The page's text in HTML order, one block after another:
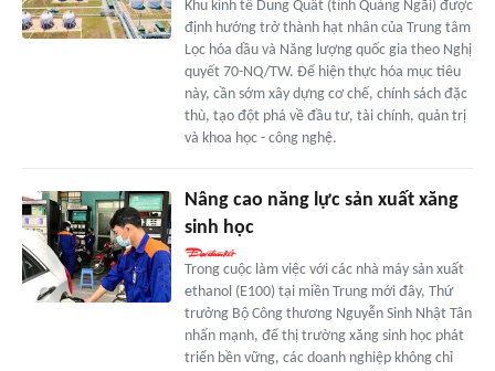
Khu kinh tế Dung Quất (tỉnh Quảng Ngãi) được
định hướng trở thành hạt nhân của Trung tâm
Lọc hóa dầu và Năng lượng quốc gia theo Nghị
quyết 70-NQ/TW. Để hiện thực hóa mục tiêu
này, cần sớm xây dựng cơ chế, chính sách đặc
thù, tạo đột phá về đầu tư, tài chính, quản trị
và khoa học - công nghệ.
Nâng cao năng lực sản xuất xăng
sinh học
Trong cuộc làm việc với các nhà máy sản xuất
ethanol (E100) tại miền Trung mới đây, Thứ
trưởng Bộ Công thương Nguyễn Sinh Nhật Tân
nhấn mạnh, để thị trường xăng sinh học phát
triển bền vững, các doanh nghiệp không chỉ